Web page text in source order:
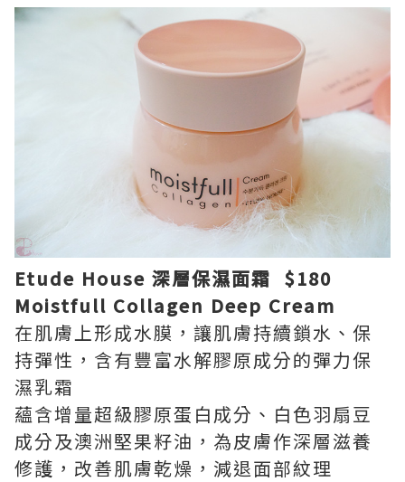
Etude House 深層保濕面霜 $180
Moistfull Collagen Deep Cream
在肌膚上形成水膜，讓肌膚持續鎖水、保
持彈性，含有豐富水解膠原成分的彈力保
濕乳霜
蘊含增量超級膠原蛋白成分、白色羽扇豆
成分及澳洲堅果籽油，為皮膚作深層滋養
修護，改善肌膚乾燥，減退面部紋理